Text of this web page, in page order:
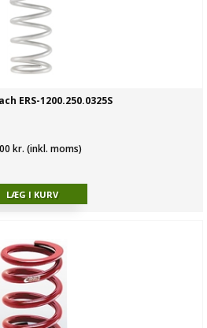
ERS-1200.250.0325S
kr. (inkl. moms)